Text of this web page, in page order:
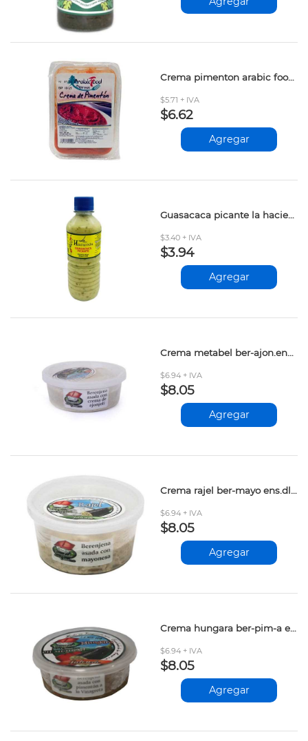
Crema pimenton arabic food 200gr
$5.71 + IVA
$6.62
Agregar
Guasacaca picante la hacienda 300gr
$3.40 + IVA
$3.94
Agregar
Crema metabel ber-ajon.ens.dl.casa250gr
$6.94 + IVA
$8.05
Agregar
Crema rajel ber-mayo ens.dl.casa250gr
$6.94 + IVA
$8.05
Agregar
Crema hungara ber-pim-a ens.dl.casa250gr
$6.94 + IVA
$8.05
Agregar